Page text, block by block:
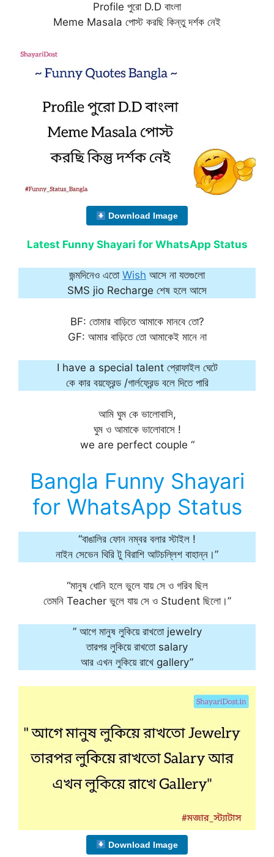
Profile পুরো D.D বাংলা
Meme Masala পোস্ট করছি কিন্তু দর্শক নেই
Download Image
Latest Funny Shayari for WhatsApp Status
জন্মদিনেও এতো Wish আসে না যতগুলো
SMS jio Recharge শেষ হলে আসে
BF: তোমার বাড়িতে আমাকে মানবে তো?
GF: আমার বাড়িতে তো আমাকেই মানে না
I have a special talent প্রোফাইল ঘেটে
কে কার বয়ফ্রেন্ড /গার্লফ্রেন্ড বলে দিতে পারি
আমি ঘুম কে ভালোবাসি,
ঘুম ও আমাকে ভালোবাসে !
we are perfect couple “
Bangla Funny Shayari
for WhatsApp Status
“বাঙালির ফোন নম্বর বলার স্টাইল !
নাইন সেভেন থিরি টু বিরাশি আটচল্লিশ বাহান্ন।”
“মানুষ ধোনি হলে ভুলে যায় সে ও গরিব ছিল
তেমনি Teacher ভুলে যায় সে ও Student ছিলো।”
” আগে মানুষ লুকিয়ে রাখতো jewelry
তারপর লুকিয়ে রাখতো salary
আর এখন লুকিয়ে রাখে gallery”
Download Image